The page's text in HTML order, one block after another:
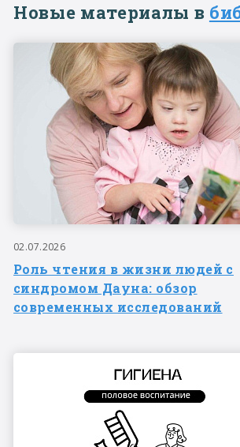
Новые материалы в
02.07.2026
Роль чтения в жизни людей с
синдромом Дауна: обзор
современных исследований